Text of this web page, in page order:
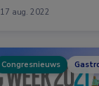
17 aug. 2022
Congresnieuws